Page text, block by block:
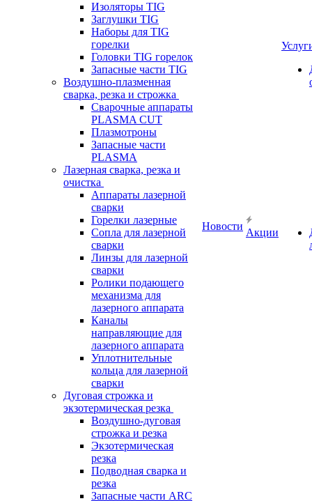
Изоляторы TIG
Заглушки TIG
Наборы для TIG
горелки
Головки TIG горелок
Запасные части TIG
Воздушно-плазменная
сварка, резка и строжка
Сварочные аппараты
PLASMA CUT
Плазмотроны
Запасные части
PLASMA
Лазерная сварка, резка и
очистка
Аппараты лазерной
сварки
Горелки лазерные
Сопла для лазерной
сварки
Линзы для лазерной
сварки
Ролики подающего
механизма для
лазерного аппарата
Каналы
направляющие для
лазерного аппарата
Уплотнительные
кольца для лазерной
сварки
Дуговая строжка и
экзотермическая резка
Воздушно-дуговая
строжка и резка
Экзотермическая
резка
Подводная сварка и
резка
Запасные части ARC
Новости
Акции